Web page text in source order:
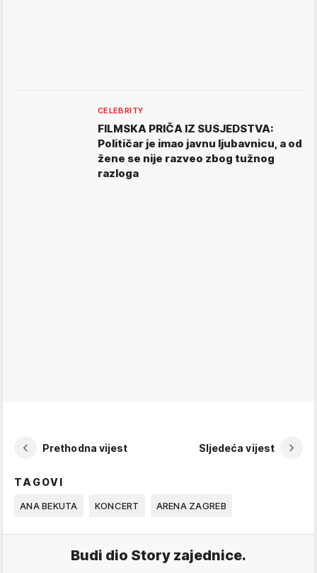
CELEBRITY
FILMSKA PRIČA IZ SUSJEDSTVA:
Političar je imao javnu ljubavnicu, a od
žene se nije razveo zbog tužnog
razloga
Prethodna vijest Sljedeća vijest
TAGOVI
ANA BEKUTA KONCERT ARENA ZAGREB
Budi dio Story zajednice.